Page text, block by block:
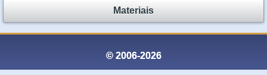
Materiais
© 2006-2026